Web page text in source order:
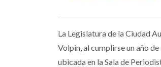
La Legislatura de la Ciudad
Volpin, al cumplirse un año
ubicada en la Sala de